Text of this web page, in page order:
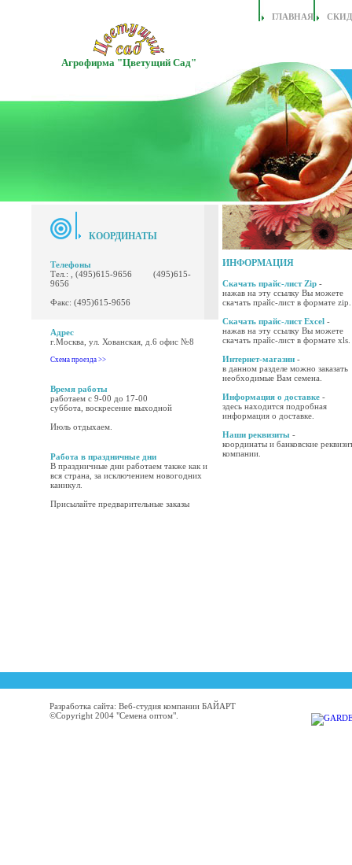
Агрофирма "Цветущий Сад"
ГЛАВНАЯ
КООРДИНАТЫ
Телефоны
Тел.: , (495)615-9656 (495)615-
9656
Факс: (495)615-9656
Адрес
г.Москва, ул. Хованская, д.6 офис №8
Схема проезда >>
Время работы
работаем с 9-00 до 17-00
суббота, воскресение выходной
Июль отдыхаем.
Работа в праздничные дни
В праздничные дни работаем также как и
вся страна, за исключением новогодних
каникул.
Присылайте предварительные заказы
ИНФОРМАЦИЯ
Скачать прайс-лист Zip -
нажав на эту ссылку Вы можете
скачать прайс-лист в формате zip.
Скачать прайс-лист Excel -
нажав на эту ссылку Вы можете
скачать прайс-лист в формате xls.
Интернет-магазин -
в данном разделе можно заказать
необходимые Вам семена.
Информация о доставке -
здесь находится подробная
информация о доставке.
Наши реквизиты -
координаты и банковские
компании.
Разработка сайта: Веб-студия компании БАЙАРТ
©Copyright 2004 "Семена оптом".